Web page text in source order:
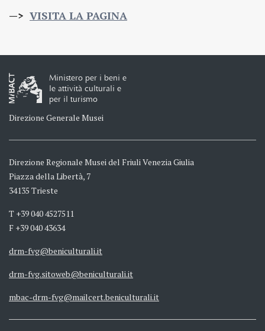
—> VISITA LA PAGINA
Ministero per i beni e
le attività culturali e
per il turismo
Direzione Generale Musei
Direzione Regionale Musei del Friuli Venezia Giulia
Piazza della Libertà, 7
34135 Trieste
T +39 040 4527511
F +39 040 43634
drm-fvg@beniculturali.it
drm-fvg.sitoweb@beniculturali.it
mbac-drm-fvg@mailcert.beniculturali.it